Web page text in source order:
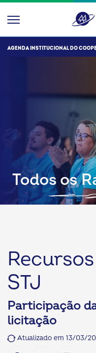
AGENDA INSTITUCIONAL DO
Todos os
STJ
Participação
licitação
Atualizado em 13/03/